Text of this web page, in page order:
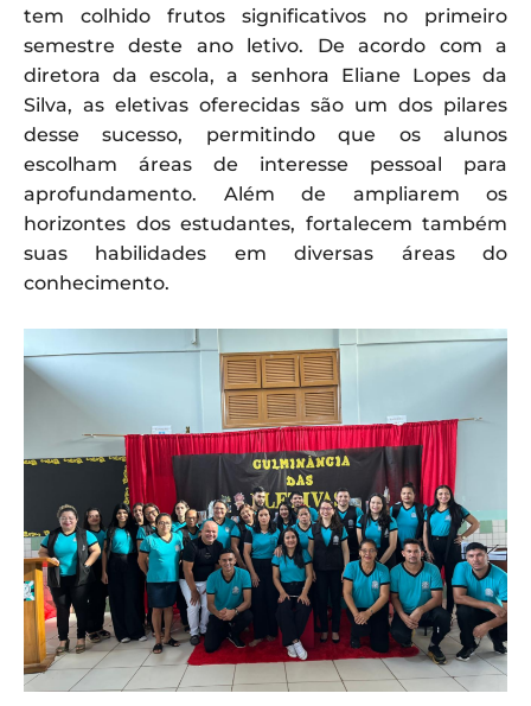
tem colhido frutos significativos no primeiro
semestre deste ano letivo. De acordo com a
diretora da escola, a senhora Eliane Lopes da
Silva, as eletivas oferecidas são um dos pilares
desse sucesso, permitindo que os alunos
escolham áreas de interesse pessoal para
aprofundamento. Além de ampliarem os
horizontes dos estudantes, fortalecem também
suas habilidades em diversas áreas do
conhecimento.